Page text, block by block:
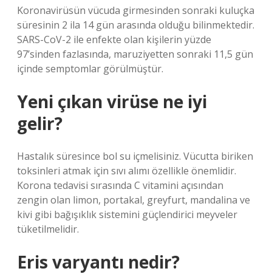
Koronavirüsün vücuda girmesinden sonraki kuluçka
süresinin 2 ila 14 gün arasında olduğu bilinmektedir.
SARS-CoV-2 ile enfekte olan kişilerin yüzde
97’sinden fazlasında, maruziyetten sonraki 11,5 gün
içinde semptomlar görülmüştür.
Yeni çıkan virüse ne iyi
gelir?
Hastalık süresince bol su içmelisiniz. Vücutta biriken
toksinleri atmak için sıvı alımı özellikle önemlidir.
Korona tedavisi sırasında C vitamini açısından
zengin olan limon, portakal, greyfurt, mandalina ve
kivi gibi bağışıklık sistemini güçlendirici meyveler
tüketilmelidir.
Eris varyantı nedir?